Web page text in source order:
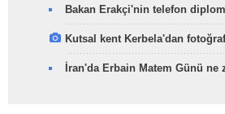
Bakan Erakçi'nin telefon
Kutsal kent Kerbela'dan
İran'da Erbain Matem Günü ne